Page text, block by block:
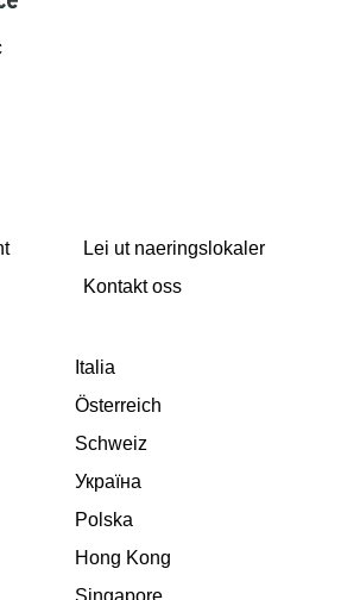
Lei ut naeringslokaler
Kontakt oss
Italia
Österreich
Schweiz
Україна
Polska
Hong Kong
Singapore